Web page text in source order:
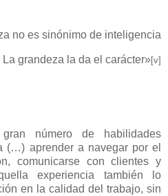
no es sinónimo de inteligencia
La grandeza la da el carácter»[v]
número de habilidades
(…) aprender a navegar por el
comunicarse con clientes y
experiencia también lo
en la calidad del trabajo, sin